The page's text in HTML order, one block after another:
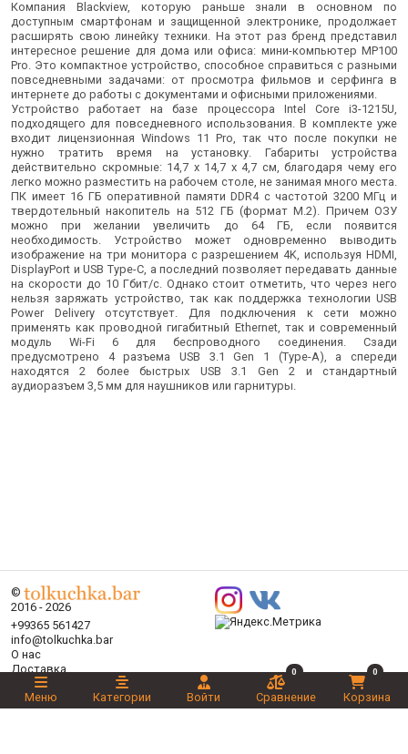
Компания Blackview, которую раньше знали в основном по
доступным смартфонам и защищенной электронике, продолжает
расширять свою линейку техники. На этот раз бренд представил
интересное решение для дома или офиса: мини-компьютер MP100
Pro. Это компактное устройство, способное справиться с разными
повседневными задачами: от просмотра фильмов и серфинга в
интернете до работы с документами и офисными приложениями.
Устройство работает на базе процессора Intel Core i3-1215U,
подходящего для повседневного использования. В комплекте уже
входит лицензионная Windows 11 Pro, так что после покупки не
нужно тратить время на установку. Габариты устройства
действительно скромные: 14,7 x 14,7 x 4,7 см, благодаря чему его
легко можно разместить на рабочем столе, не занимая много места.
ПК имеет 16 ГБ оперативной памяти DDR4 с частотой 3200 МГц и
твердотельный накопитель на 512 ГБ (формат M.2). Причем ОЗУ
можно при желании увеличить до 64 ГБ, если появится
необходимость. Устройство может одновременно выводить
изображение на три монитора с разрешением 4K, используя HDMI,
DisplayPort и USB Type-C, а последний позволяет передавать данные
на скорости до 10 Гбит/с. Однако стоит отметить, что через него
нельзя заряжать устройство, так как поддержка технологии USB
Power Delivery отсутствует. Для подключения к сети можно
применять как проводной гигабитный Ethernet, так и современный
модуль Wi-Fi 6 для беспроводного соединения. Сзади
предусмотрено 4 разъема USB 3.1 Gen 1 (Type-A), а спереди
находятся 2 более быстрых USB 3.1 Gen 2 и стандартный
аудиоразъем 3,5 мм для наушников или гарнитуры.
©
2016 - 2026
+99365 561427
info@tolkuchka.bar
О нас
Доставка
Статьи
Бренды
Меню Категории Войти
0
Сравнение
0
Корзина